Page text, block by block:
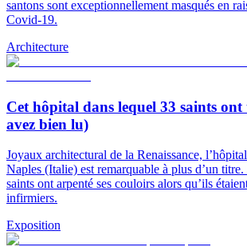
santons sont exceptionnellement masqués en
Covid-19.
Architecture
Cet hôpital dans lequel 33 saints
avez bien lu)
Joyaux architectural de la Renaissance,
Naples (Italie) est remarquable à plus d’un
saints ont arpenté ses couloirs alors qu’ils
infirmiers.
Exposition